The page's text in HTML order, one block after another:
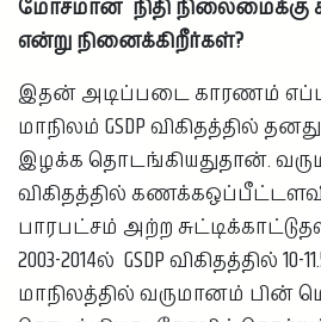
மோசமான நிதி
என்று நினைக்கிறீர்கள்?
இதன் அடிப்படை காரணம்
மாநிலம் GSDP விகிதத்தில்
இழக்க தொடங்கியதுதான்.
விகிதத்தில்
பாரபட்சம் அற்ற
2003-2014ல் GSDP விகிதத்தில் 10-
மாநிலத்தில் வருமானம் பின்